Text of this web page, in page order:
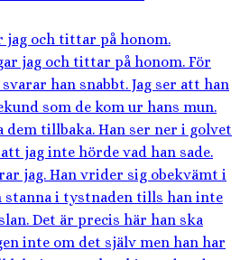
jag och tittar på honom.